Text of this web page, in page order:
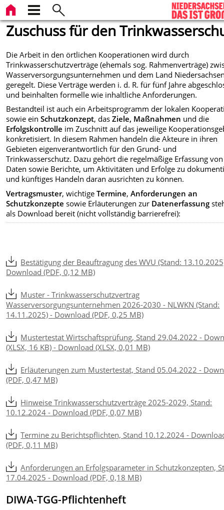
Zuschuss für den
Die Arbeit in den örtlichen Kooperationen wird durch
Trinkwasserschutzverträge (ehemals sog. Rahmenverträge)
Wasserversorgungsunternehmen und dem Land
geregelt. Diese Verträge werden i. d. R. für fünf Jahre
und beinhalten formelle wie inhaltliche Anforderungen.
Bestandteil ist auch ein Arbeitsprogramm der lokalen
sowie einSchutzkonzept, dasZiele, Maßnahmen und die
Erfolgskontrolle im Zuschnitt auf das jeweilige
konkretisiert. In diesem Rahmen handeln die Akteure in ihren
Gebieten eigenverantwortlich für den Grund- und
Trinkwasserschutz. Dazu gehört die regelmäßige Erfassung von
Daten sowie Berichte, um Aktivitäten und Erfolge zu
und künftiges Handeln daran ausrichten zu können.
Vertragsmuster, wichtigeTermine,Anforderungen an
Schutzkonzepte sowie Erläuterungen zur Datenerfassung
als Download bereit (nicht vollständig barrierefrei):
Bestätigung der Beauftragung des WVU (Stand:
Download (PDF, 0,12 MB)
Muster - Trinkwasserschutzvertrag
Wasserversorgungsunternehmen 2026-2030 - NLWKN (Stand:
14.11.2025) - Download (PDF, 0,25 MB)
Mustertestat Wirtschaftsprüfung, Stand 29.04.2022 -
(XLSX, 16 KB) - Download (XLSX, 0,01 MB)
Erläuterungen zum Mustertestat, Stand 05.04.2022 -
(PDF, 0,47 MB)
Hinweise Trinkwasserschutzverträge 2025-2029, Stand:
10.12.2024 - Download (PDF, 0,07 MB)
Termine zu Berichtspflichten, Stand 10.12.2024 -
(PDF, 0,11 MB)
Anforderungen an Erfolgsparameter in Schutzkonzepten,
17.04.2025 - Download (PDF, 0,18 MB)
DIWA-TGG-Pflichtenheft